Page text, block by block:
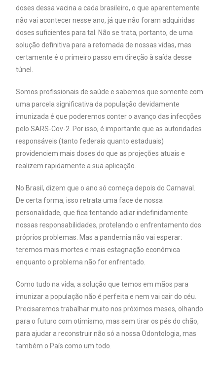
doses dessa vacina a cada brasileiro, o que aparentemente
não vai acontecer nesse ano, já que não foram adquiridas
doses suficientes para tal. Não se trata, portanto, de uma
solução definitiva para a retomada de nossas vidas, mas
certamente é o primeiro passo em direção à saída desse
túnel.
Somos profissionais de saúde e sabemos que somente com
uma parcela significativa da população devidamente
imunizada é que poderemos conter o avanço das infecções
pelo SARS-Cov-2. Por isso, é importante que as autoridades
responsáveis (tanto federais quanto estaduais)
providenciem mais doses do que as projeções atuais e
realizem rapidamente a sua aplicação.
No Brasil, dizem que o ano só começa depois do Carnaval.
De certa forma, isso retrata uma face de nossa
personalidade, que fica tentando adiar indefinidamente
nossas responsabilidades, protelando o enfrentamento dos
próprios problemas. Mas a pandemia não vai esperar:
teremos mais mortes e mais estagnação econômica
enquanto o problema não for enfrentado.
Como tudo na vida, a solução que temos em mãos para
imunizar a população não é perfeita e nem vai cair do céu.
Precisaremos trabalhar muito nos próximos meses, olhando
para o futuro com otimismo, mas sem tirar os pés do chão,
para ajudar a reconstruir não só a nossa Odontologia, mas
também o País como um todo.